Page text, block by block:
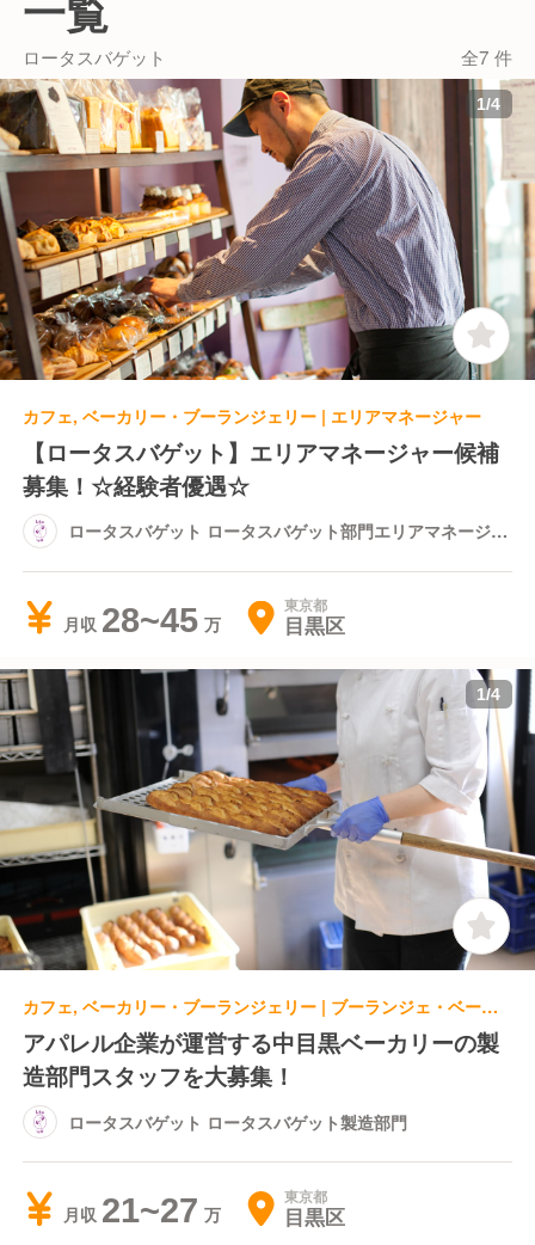
ロータスバゲット 全7 件
1/4
カフェ, ベーカリー・ブーランジェリー | エリアマネージャー
【ロータスバゲット】エリアマネージャー候補
募集！☆経験者優遇☆
ロータスバゲット ロータスバゲット部門エリアマネージャ
月収 28~45 東京都
目黒区
1/4
カフェ, ベーカリー・ブーランジェリー | ブーランジェ・ベーカー
アパレル企業が運営する中目黒ベーカリーの製
造部門スタッフを大募集！
ロータスバゲット ロータスバゲット製造部門
月収 21~27 東京都
目黒区